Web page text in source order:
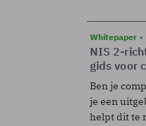
Whitepaper
NIS 2-
gids voor
Ben je
je een
helpt dit te